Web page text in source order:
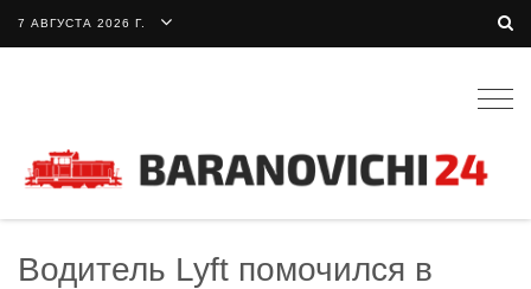
7 АВГУСТА 2026 Г.
Водитель Lyft помочился в